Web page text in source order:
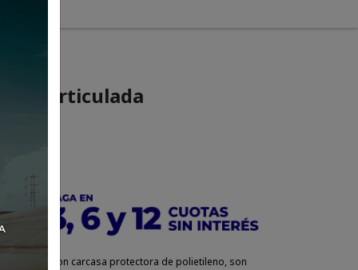
Articulada
con carcasa protectora de polietileno, son